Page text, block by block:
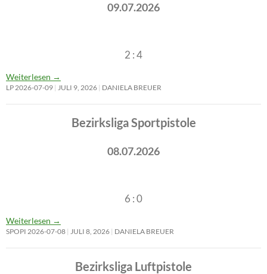
09.07.2026
2 : 4
Weiterlesen →
LP 2026-07-09 JULI 9, 2026 DANIELA BREUER
Bezirksliga Sportpistole
08.07.2026
6 : 0
Weiterlesen →
SPOPI 2026-07-08 JULI 8, 2026 DANIELA BREUER
Bezirksliga Luftpistole